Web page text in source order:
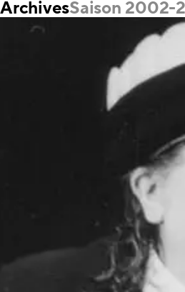
ArchivesSaison 2002-